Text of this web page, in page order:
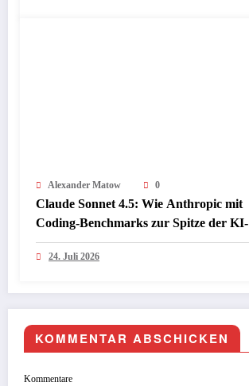
Alexander Matow 0
Claude Sonnet 4.5: Wie Anthropic mit
Coding‑Benchmarks zur Spitze der KI-
Programmiermodelle aufschließt
24. Juli 2026
KOMMENTAR ABSCHICKEN
Kommentare